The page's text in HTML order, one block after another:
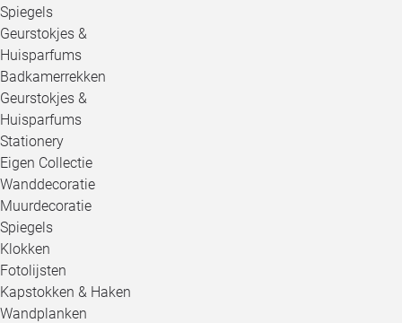
Spiegels
Geurstokjes &
Huisparfums
Badkamerrekken
Geurstokjes &
Huisparfums
Stationery
Eigen Collectie
Wanddecoratie
Muurdecoratie
Spiegels
Klokken
Fotolijsten
Kapstokken & Haken
Wandplanken